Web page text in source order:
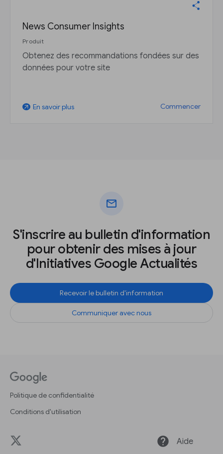
News Consumer Insights
Produit
Obtenez des recommandations fondées sur des
données pour votre site
arrow_outward En savoir plus Commencer
mail
S'inscrire au bulletin d'information
pour obtenir des mises à jour
d'Initiatives Google Actualités
Recevoir le bulletin d'information
Communiquer avec nous
Politique de confidentialité
Conditions d'utilisation
help Aide